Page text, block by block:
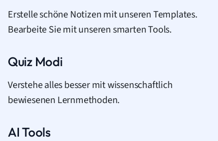
Erstelle schöne Notizen mit unseren Templates.
Bearbeite Sie mit unseren smarten Tools.
Quiz Modi
Verstehe alles besser mit wissenschaftlich
bewiesenen Lernmethoden.
AI Tools